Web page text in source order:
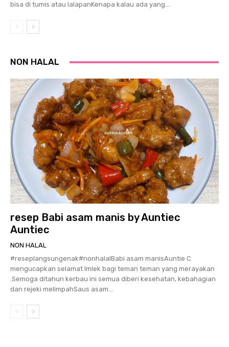
bisa di tumis atau lalapanKenapa kalau ada yang...
NON HALAL
resep Babi asam manis by Auntiec
Auntiec
NON HALAL
#reseplangsungenak#nonhalalBabi asam manisAuntie C
mengucapkan selamat Imlek bagi teman teman yang merayakan
.Semoga ditahun kerbau ini semua diberi kesehatan, kebahagian
dan rejeki melimpahSaus asam...